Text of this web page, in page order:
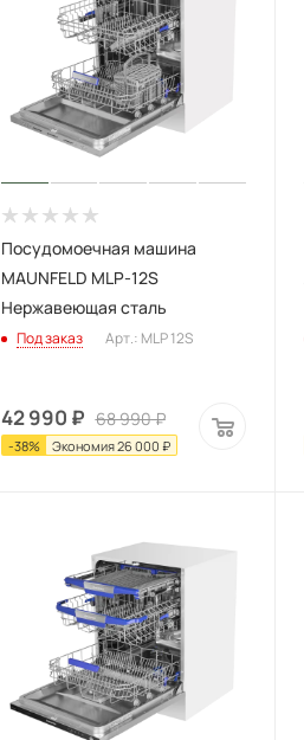
Посудомоечная машина
MAUNFELD MLP-12S
Нержавеющая сталь
Под заказ Арт.: MLP 12S
42 990 ₽ 68 990₽
-38% Экономия26 000 ₽